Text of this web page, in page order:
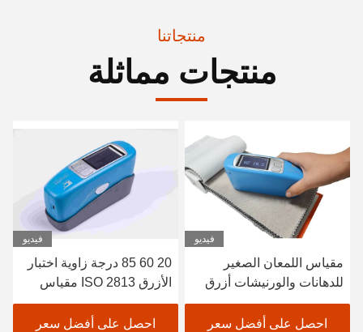
منتجاتنا
منتجات مماثلة
فيديو
مقياس اللمعان الصغير
للدهانات والورنيشات أزرق
ISO 2813 20 ° 60 ° 85 °
زاوية الاختبار JJG 696
احصل على أفضل سعر
فيديو
20 60 85 درجة زاوية اختبار
الأزرق ISO 2813 مقياس
اللمعان الصغير للدهانات
والورنيشات CS-380
احصل على أفضل سعر